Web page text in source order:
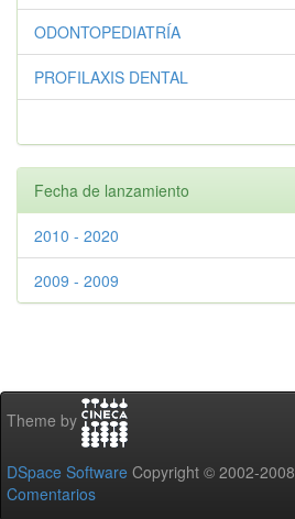
ODONTOPEDIATRÍA
PROFILAXIS DENTAL
Fecha de lanzamiento
2010 - 2020
2009 - 2009
Theme by
DSpace Software Copyright © 2002-2008
Comentarios